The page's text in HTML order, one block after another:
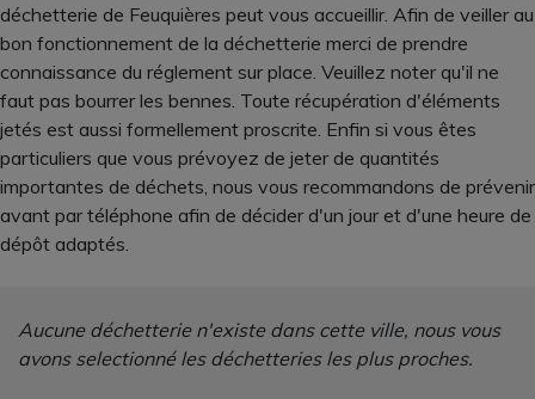
déchetterie de Feuquières peut vous accueillir. Afin de veiller au
bon fonctionnement de la déchetterie merci de prendre
connaissance du réglement sur place. Veuillez noter qu'il ne
faut pas bourrer les bennes. Toute récupération d'éléments
jetés est aussi formellement proscrite. Enfin si vous êtes
particuliers que vous prévoyez de jeter de quantités
importantes de déchets, nous vous recommandons de prévenir
avant par téléphone afin de décider d'un jour et d'une heure de
dépôt adaptés.
Aucune déchetterie n'existe dans cette ville, nous vous
avons selectionné les déchetteries les plus proches.